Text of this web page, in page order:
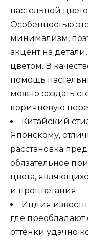
пастельной
Особенностью
минимализм,
акцент на
цветом. В
помощь
можно создать
коричневую
Китайский
Японскому,
расстановка
обязательное
цвета,
и процветания.
Индия
где преобладают
оттенки удачно